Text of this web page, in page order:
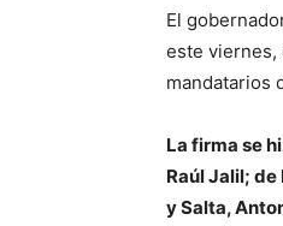
El
este viernes,
mandatarios
La firma se
Raúl Jalil;
y Salta,